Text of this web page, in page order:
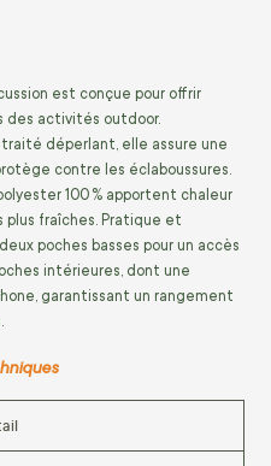
est conçue pour offrir
activités outdoor.
déperlant, elle assure une
contre les éclaboussures.
100 % apportent chaleur
plus fraîches. Pratique et
poches basses pour un accès
intérieures, dont une
garantissant un rangement